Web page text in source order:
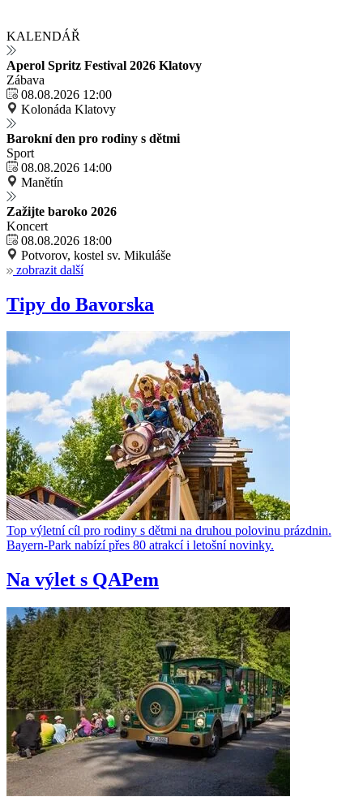
KALENDÁŘ
Aperol Spritz Festival 2026 Klatovy
Zábava
08.08.2026 12:00
Kolonáda Klatovy
Barokní den pro rodiny s dětmi
Sport
08.08.2026 14:00
Manětín
Zažijte baroko 2026
Koncert
08.08.2026 18:00
Potvorov, kostel sv. Mikuláše
zobrazit další
Tipy do Bavorska
Top výletní cíl pro rodiny s dětmi na druhou polovinu prázdnin.
Bayern-Park nabízí přes 80 atrakcí i letošní novinky.
Na výlet s QAPem